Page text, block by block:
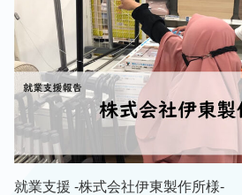
就業支援 -株式会社伊東製作所様-